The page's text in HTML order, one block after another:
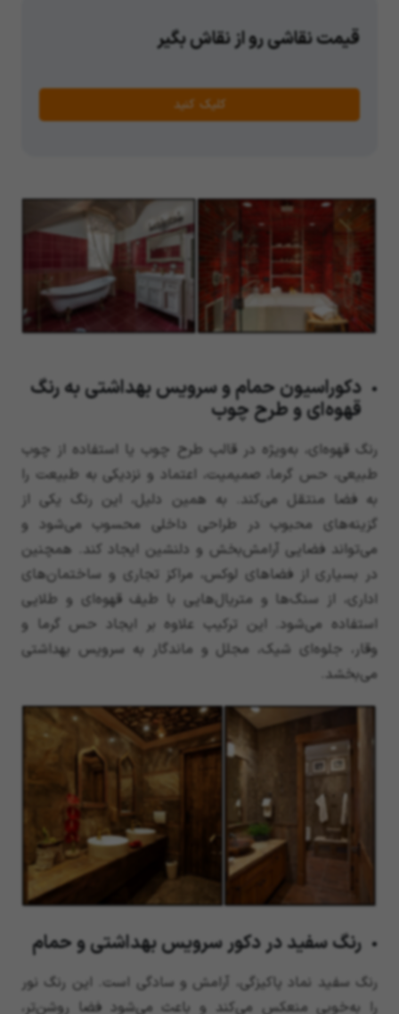
قیمت نقاشی رو از نقاش بگیر
کلیک کنید
دکوراسیون حمام و سرویس بهداشتی به رنگ
قهوه‌ای و طرح چوب
رنگ قهوه‌ای، به‌ویژه در قالب طرح چوب یا استفاده از چوب
طبیعی، حس گرما، صمیمیت، اعتماد و نزدیکی به طبیعت را
به فضا منتقل می‌کند. به همین دلیل، این رنگ یکی از
گزینه‌های محبوب در طراحی داخلی محسوب می‌شود و
می‌تواند فضایی آرامش‌بخش و دلنشین ایجاد کند. همچنین
در بسیاری از فضاهای لوکس، مراکز تجاری و ساختمان‌های
اداری، از سنگ‌ها و متریال‌هایی با طیف قهوه‌ای و طلایی
استفاده می‌شود. این ترکیب علاوه بر ایجاد حس گرما و
وقار، جلوه‌ای شیک، مجلل و ماندگار به سرویس بهداشتی
می‌بخشد.
رنگ سفید در دکور سرویس بهداشتی و حمام
رنگ سفید نماد پاکیزگی، آرامش و سادگی است. این رنگ نور
را به‌خوبی منعکس می‌کند و باعث می‌شود فضا روشن‌تر،